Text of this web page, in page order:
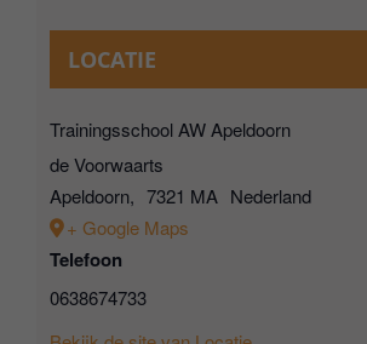
LOCATIE
Trainingsschool AW Apeldoorn
de Voorwaarts
Apeldoorn, 7321 MA Nederland
+ Google Maps
Telefoon
0638674733